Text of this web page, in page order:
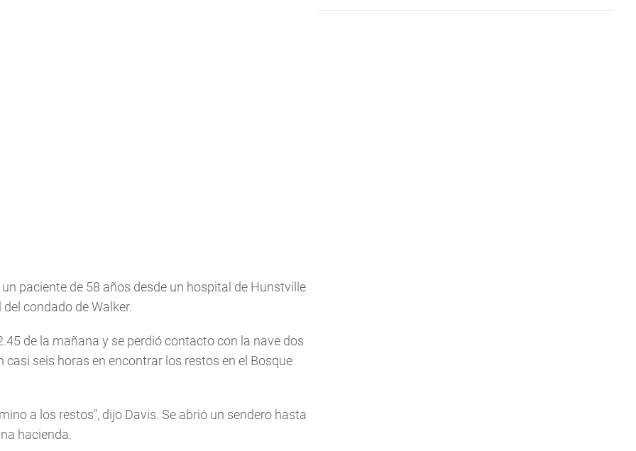
paciente de 58 años desde un hospital de Hunstville
condado de Walker.
de la mañana y se perdió contacto con la nave dos
seis horas en encontrar los restos en el Bosque
a los restos", dijo Davis. Se abrió un sendero hasta
hacienda.